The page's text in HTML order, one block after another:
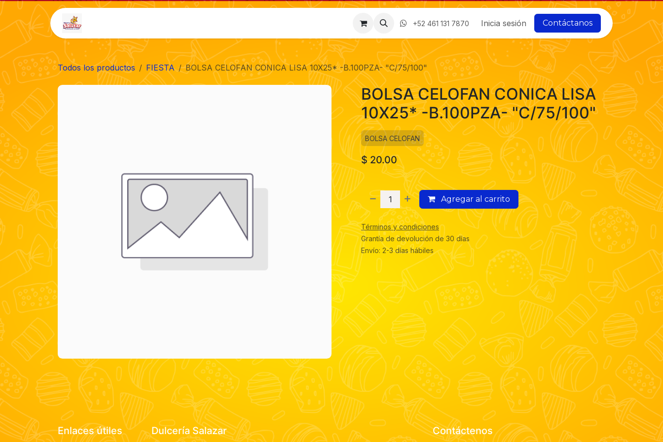
Ir al contenido
Contáctenos Nosotros
+52 461 131 7870 Inicia sesión Contáctanos
Todos los productos FIESTA BOLSA CELOFAN CONICA LISA 10X25* -B.100PZA- "C/75/100"
BOLSA CELOFAN CONICA LISA
10X25* -B.100PZA- "C/75/100"
BOLSA CELOFAN
$20.00
Agregar al carrito
Términos y condiciones
Grantía de devolución de 30 días
Envío: 2-3 días hábiles
Enlaces útiles Dulcería Salazar Contáctenos